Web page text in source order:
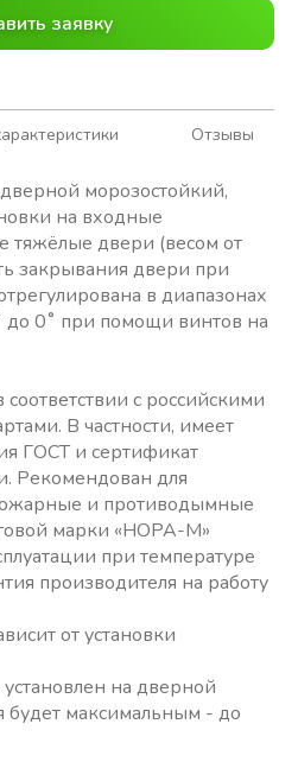
заявку
Отзывы
морозостойкий,
на входные
тяжёлые двери (весом от
закрывания двери при
в диапазонах
до 0˚ при помощи винтов на
с российскими
В частности, имеет
ГОСТ и сертификат
Рекомендован для
и противодымные
марки «НОРА-М»
при температуре
производителя на работу
от установки
на дверной
будет максимальным - до